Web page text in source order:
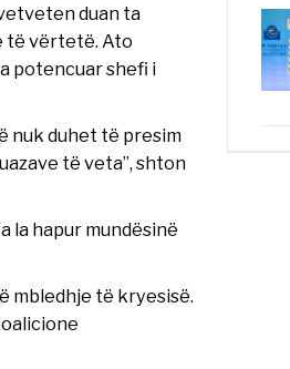
duan ta
të vërtetë. Ato
potencuar shefi i
nuk duhet të presim
të veta”, shton
la hapur mundësinë
mbledhje të kryesisë.